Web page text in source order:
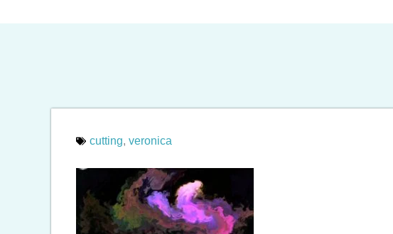
cutting, veronica